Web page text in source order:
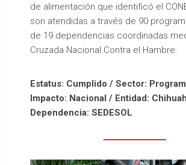
de alimentación que identificó el
son atendidas a través de 90
de 19 dependencias coordinadas
Cruzada Nacional Contra el Hambre.
Estatus: Cumplido / Sector:
Impacto: Nacional / Entidad:
Dependencia: SEDESOL